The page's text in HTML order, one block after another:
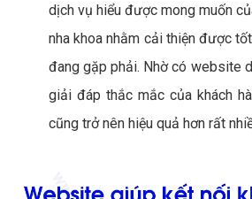
dịch vụ hiểu được mong muốn
nha khoa nhằm cải thiện được
đang gặp phải. Nhờ có website
giải đáp thắc mắc của khách
cũng trở nên hiệu quả hơn rất